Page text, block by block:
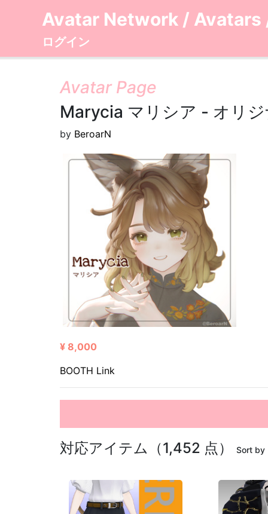
Avatar Network / Avatars
ログイン
Avatar Page
Marycia マリシア - オリ
by BeroarN
¥ 8,000
BOOTH Link
対応アイテム（1,452 点） Sort by